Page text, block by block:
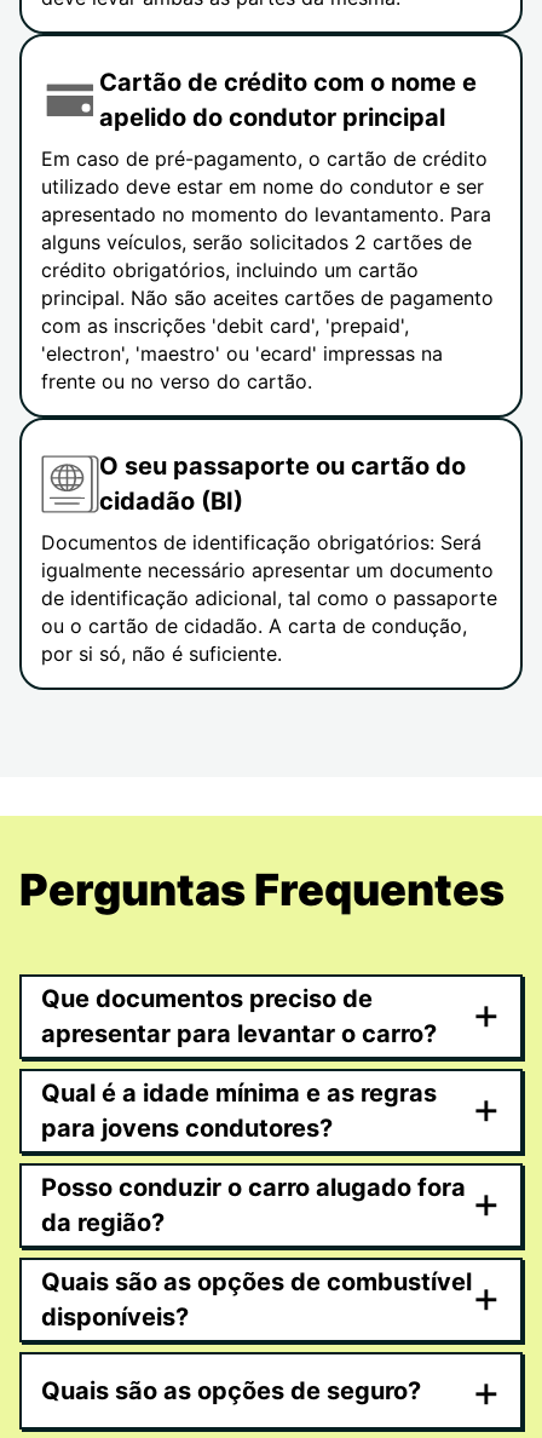
Cartão de crédito com o nome e
apelido do condutor principal
Em caso de pré-pagamento, o cartão de crédito
utilizado deve estar em nome do condutor e ser
apresentado no momento do levantamento. Para
alguns veículos, serão solicitados 2 cartões de
crédito obrigatórios, incluindo um cartão
principal. Não são aceites cartões de pagamento
com as inscrições 'debit card', 'prepaid',
'electron', 'maestro' ou 'ecard' impressas na
frente ou no verso do cartão.
O seu passaporte ou cartão do
cidadão (BI)
Documentos de identificação obrigatórios: Será
igualmente necessário apresentar um documento
de identificação adicional, tal como o passaporte
ou o cartão de cidadão. A carta de condução,
por si só, não é suficiente.
Perguntas Frequentes
Que documentos preciso de
apresentar para levantar o carro?
+
Qual é a idade mínima e as regras
para jovens condutores?
+
Posso conduzir o carro alugado fora
da região?
+
Quais são as opções de combustível
disponíveis?
+
Quais são as opções de seguro? +